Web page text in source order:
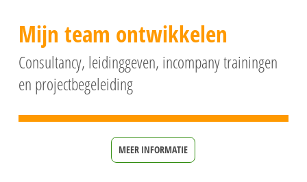
Mijn team ontwikkelen
Consultancy, leidinggeven, incompany trainingen
en projectbegeleiding
MEER INFORMATIE